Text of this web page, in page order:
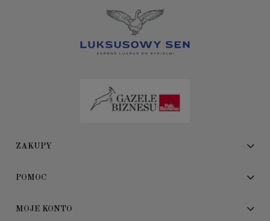
ZAKUPY
POMOC
MOJE KONTO